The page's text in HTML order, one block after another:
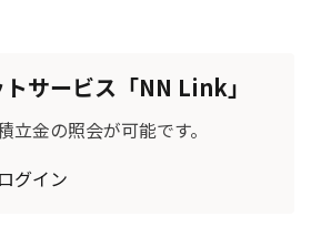
サービス「NN Link」
立金の照会が可能です。
グイン